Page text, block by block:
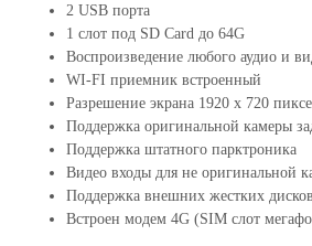
2 USB порта
1 слот под SD Card до 64G
Воспроизведение любого аудио и
WI-FI приемник встроенный
Разрешение экрана 1920 х 720
Поддержка оригинальной камеры
Поддержка штатного парктроника
Видео входы для не оригинальной
Поддержка внешних жестких
Встроен модем 4G (SIM слот